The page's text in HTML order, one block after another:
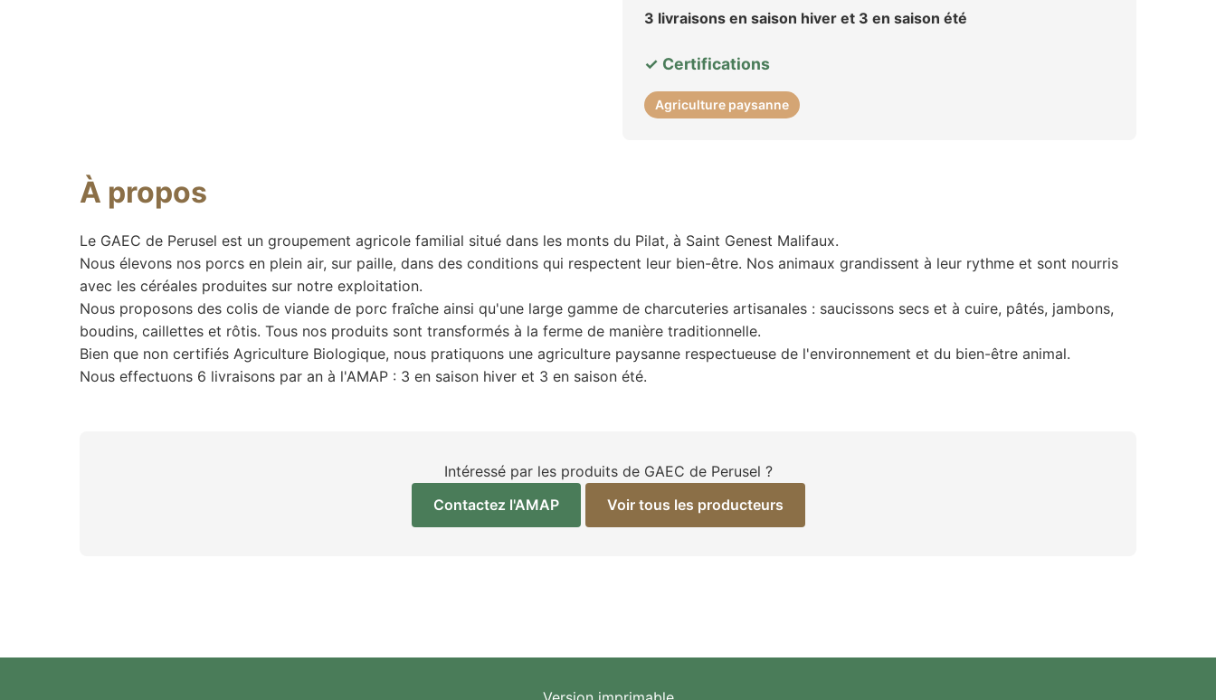
3 livraisons en saison hiver et 3 en saison été
✓ Certifications
Agriculture paysanne
À propos
Le GAEC de Perusel est un groupement agricole familial situé dans les monts du Pilat, à Saint Genest Malifaux.
Nous élevons nos porcs en plein air, sur paille, dans des conditions qui respectent leur bien-être. Nos animaux grandissent à leur rythme et sont nourris
avec les céréales produites sur notre exploitation.
Nous proposons des colis de viande de porc fraîche ainsi qu'une large gamme de charcuteries artisanales : saucissons secs et à cuire, pâtés, jambons,
boudins, caillettes et rôtis. Tous nos produits sont transformés à la ferme de manière traditionnelle.
Bien que non certifiés Agriculture Biologique, nous pratiquons une agriculture paysanne respectueuse de l'environnement et du bien-être animal.
Nous effectuons 6 livraisons par an à l'AMAP : 3 en saison hiver et 3 en saison été.
Intéressé par les produits de GAEC de Perusel ?
Contactez l'AMAP
Voir tous les producteurs